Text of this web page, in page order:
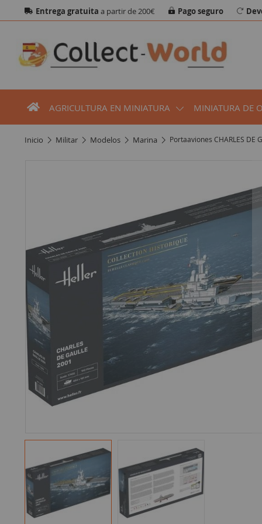
Entrega gratuita a partir de 200€ Pago seguro
AGRICULTURA EN MINIATURA MINIATURA DE
inicio militar modelos marina Portaaviones CHARLES